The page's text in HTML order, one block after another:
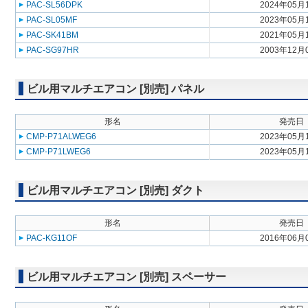
PAC-SL56DPK
2024年05月
PAC-SL05MF
2023年05月
PAC-SK41BM
2021年05月
PAC-SG97HR
2003年12月
ビル用マルチエアコン [別売] パネル
形名
発売日
CMP-P71ALWEG6
2023年05月
CMP-P71LWEG6
2023年05月
ビル用マルチエアコン [別売] ダクト
形名
発売日
PAC-KG11OF
2016年06月
ビル用マルチエアコン [別売] スペーサー